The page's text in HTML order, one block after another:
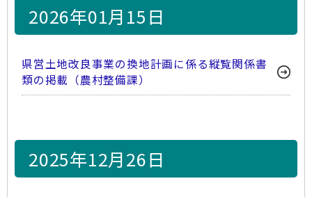
2026年01月15日
県営土地改良事業の換地計画に係る縦覧関係書
類の掲載（農村整備課）
2025年12月26日